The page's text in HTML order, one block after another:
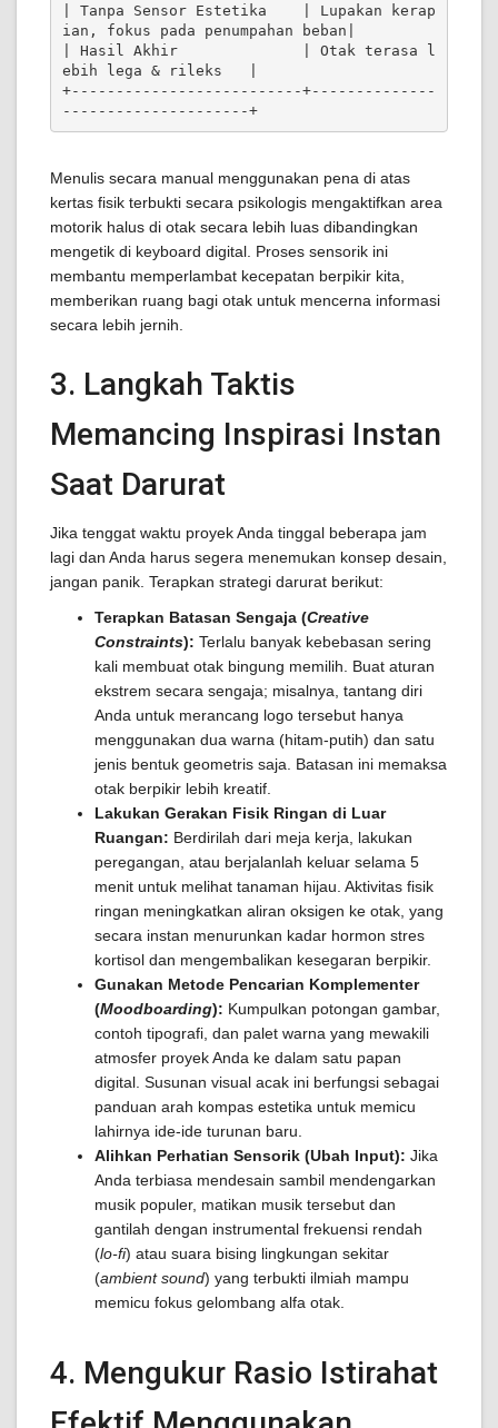
| Tanpa Sensor Estetika    | Lupakan kerap
ian, fokus pada penumpahan beban|
| Hasil Akhir              | Otak terasa l
ebih lega & rileks   |
+--------------------------+--------------
---------------------+
Menulis secara manual menggunakan pena di atas
kertas fisik terbukti secara psikologis mengaktifkan area
motorik halus di otak secara lebih luas dibandingkan
mengetik di keyboard digital. Proses sensorik ini
membantu memperlambat kecepatan berpikir kita,
memberikan ruang bagi otak untuk mencerna informasi
secara lebih jernih.
3. Langkah Taktis
Memancing Inspirasi Instan
Saat Darurat
Jika tenggat waktu proyek Anda tinggal beberapa jam
lagi dan Anda harus segera menemukan konsep desain,
jangan panik. Terapkan strategi darurat berikut:
Terapkan Batasan Sengaja (Creative
Constraints): Terlalu banyak kebebasan sering
kali membuat otak bingung memilih. Buat aturan
ekstrem secara sengaja; misalnya, tantang diri
Anda untuk merancang logo tersebut hanya
menggunakan dua warna (hitam-putih) dan satu
jenis bentuk geometris saja. Batasan ini memaksa
otak berpikir lebih kreatif.
Lakukan Gerakan Fisik Ringan di Luar
Ruangan: Berdirilah dari meja kerja, lakukan
peregangan, atau berjalanlah keluar selama 5
menit untuk melihat tanaman hijau. Aktivitas fisik
ringan meningkatkan aliran oksigen ke otak, yang
secara instan menurunkan kadar hormon stres
kortisol dan mengembalikan kesegaran berpikir.
Gunakan Metode Pencarian Komplementer
(Moodboarding): Kumpulkan potongan gambar,
contoh tipografi, dan palet warna yang mewakili
atmosfer proyek Anda ke dalam satu papan
digital. Susunan visual acak ini berfungsi sebagai
panduan arah kompas estetika untuk memicu
lahirnya ide-ide turunan baru.
Alihkan Perhatian Sensorik (Ubah Input): Jika
Anda terbiasa mendesain sambil mendengarkan
musik populer, matikan musik tersebut dan
gantilah dengan instrumental frekuensi rendah
(lo-fi) atau suara bising lingkungan sekitar
(ambient sound) yang terbukti ilmiah mampu
memicu fokus gelombang alfa otak.
4. Mengukur Rasio Istirahat